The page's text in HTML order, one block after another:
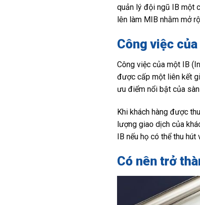
quản lý đội ngũ IB một
lên làm MIB nhằm mở
Công việc
Công việc của một IB
được cấp một liên kết
ưu điểm nổi bật của
Khi khách hàng được
lượng giao dịch của
IB nếu họ có thể thu
Có nên trở